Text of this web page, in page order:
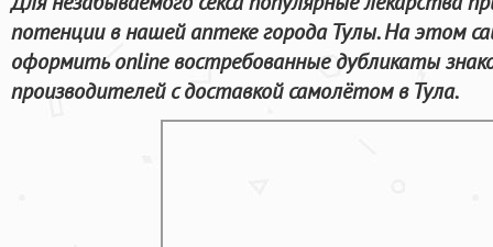
потенции в нашей аптеке города Тулы. На этом
оформить online востребованные дубликаты
производителей с доставкой самолётом в Тула.